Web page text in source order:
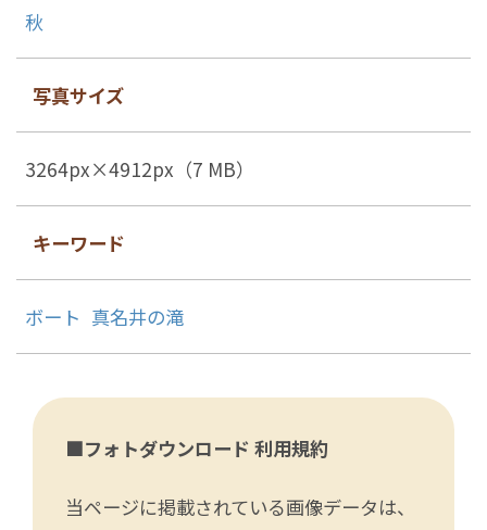
秋
写真サイズ
3264px×4912px（7 MB）
キーワード
ボート 真名井の滝
■フォトダウンロード 利用規約
当ページに掲載されている画像データは、